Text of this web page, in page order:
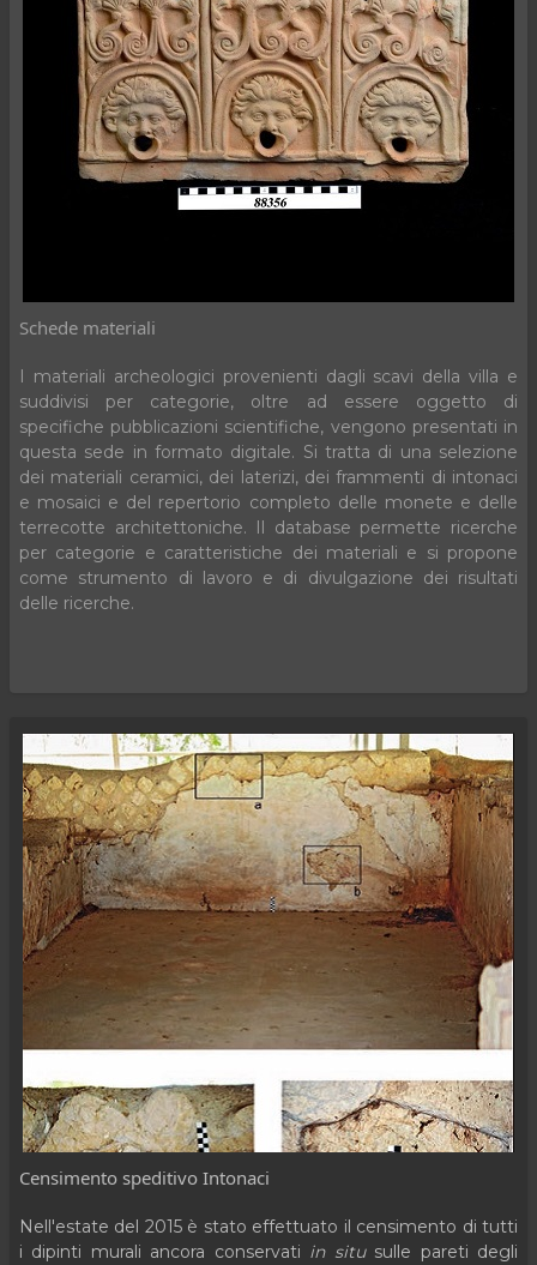
Schede materiali
I materiali archeologici provenienti dagli scavi della villa e
suddivisi per categorie, oltre ad essere oggetto di
specifiche pubblicazioni scientifiche, vengono presentati in
questa sede in formato digitale. Si tratta di una selezione
dei materiali ceramici, dei laterizi, dei frammenti di intonaci
e mosaici e del repertorio completo delle monete e delle
terrecotte architettoniche. Il database permette ricerche
per categorie e caratteristiche dei materiali e si propone
come strumento di lavoro e di divulgazione dei risultati
delle ricerche.
Censimento speditivo Intonaci
Nell'estate del 2015 è stato effettuato il censimento di tutti
i dipinti murali ancora conservati in situsulle pareti degli